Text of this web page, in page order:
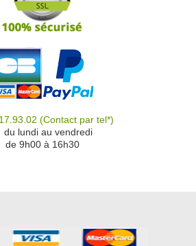
(Contact par tel*)
du lundi au vendredi
de 9h00 à 16h30